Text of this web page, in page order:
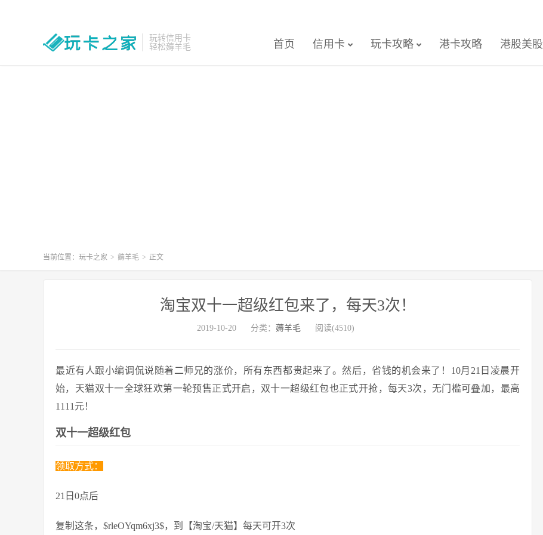
玩转信用卡
轻松薅羊毛
首页 信用卡 玩卡攻略 港卡攻略 港股美股
当前位置： 玩卡之家 > 薅羊毛 > 正文
淘宝双十一超级红包来了，每天3次！
2019-10-20 分类： 薅羊毛 阅读(4510)
最近有人跟小编调侃说随着二师兄的涨价，所有东西都贵起来了。然后，省钱的机会来了！10月21日凌晨开
始，天猫双十一全球狂欢第一轮预售正式开启，双十一超级红包也正式开抢，每天3次，无门槛可叠加，最高
1111元！
双十一超级红包
领取方式：
21日0点后
复制这条，$rleOYqm6xj3$，到【淘宝/天猫】每天可开3次